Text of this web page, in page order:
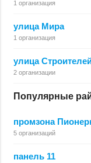
1 организация
улица Мира
1 организация
улица
2 организации
Популярные
промзона
5 организаций
панель 11